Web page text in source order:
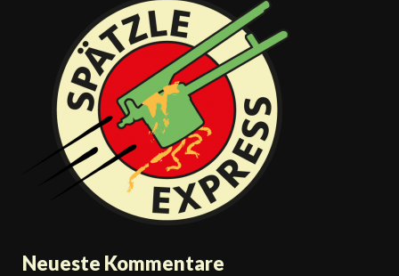
Neueste Kommentare